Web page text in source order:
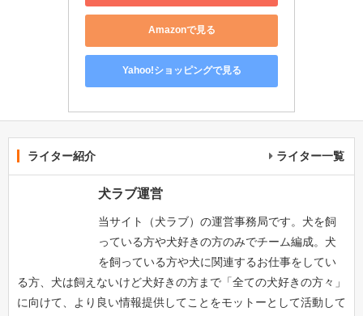
Amazonで見る
Yahoo!ショッピングで見る
ライター紹介 ライター一覧
犬ラブ運営
当サイト（犬ラブ）の運営事務局です。犬を飼
っている方や犬好きの方のみでチーム編成。犬
を飼っている方や犬に関連するお仕事をしてい
る方、犬は飼えないけど犬好きの方まで「全ての犬好きの方々」
に向けて、より良い情報提供してことをモットーとして活動して